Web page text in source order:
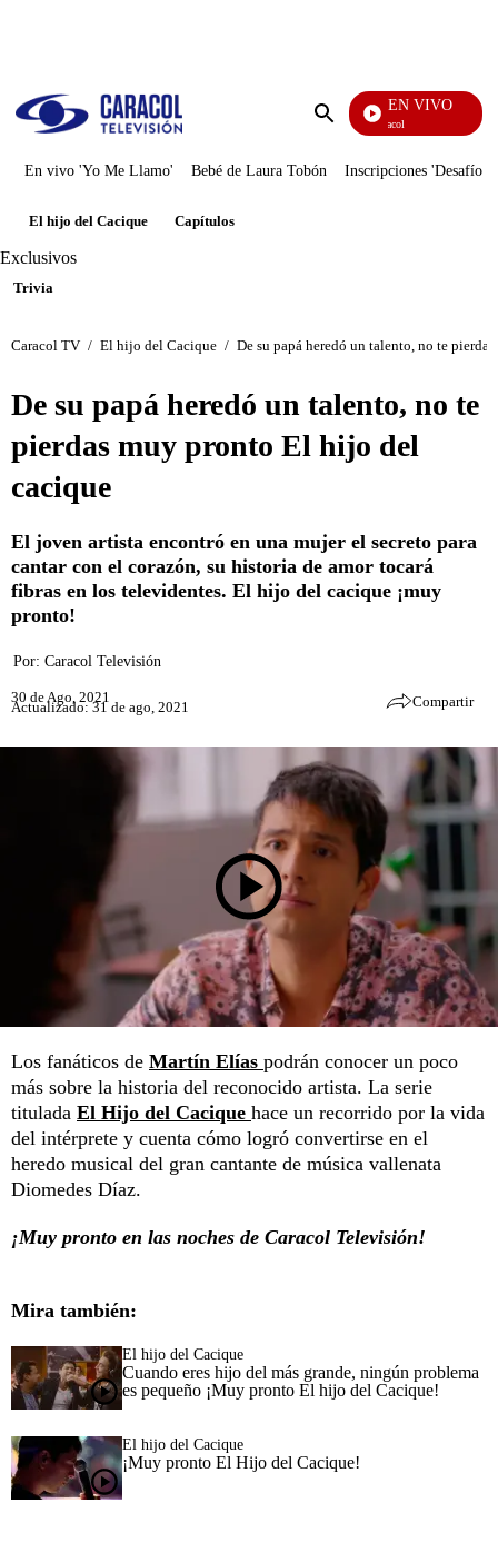
Enviar
EN VIVO
Noticias Caracol
En vivo 'Yo Me Llamo' Bebé de Laura Tobón Inscripciones 'Desafío'
El hijo del Cacique Capítulos
Exclusivos
Trivia
Caracol TV / El hijo del Cacique / De su papá heredó un talento, no te
De su papá heredó un talento, no te
pierdas muy pronto El hijo del
cacique
El joven artista encontró en una mujer el secreto para
cantar con el corazón, su historia de amor tocará
fibras en los televidentes. El hijo del cacique ¡muy
pronto!
Por: Caracol Televisión
30 de Ago, 2021
Actualizado: 31 de ago, 2021 Compartir
Los fanáticos de Martín Elías podrán conocer un poco
más sobre la historia del reconocido artista. La serie
titulada El Hijo del Cacique hace un recorrido por la vida
del intérprete y cuenta cómo logró convertirse en el
heredo musical del gran cantante de música vallenata
Diomedes Díaz.
¡Muy pronto en las noches de Caracol Televisión!
Mira también:
El hijo del Cacique
Cuando eres hijo del más grande, ningún problema
es pequeño ¡Muy pronto El hijo del Cacique!
El hijo del Cacique
¡Muy pronto El Hijo del Cacique!